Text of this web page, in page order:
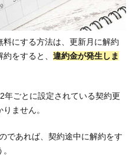
にする方法は、更新月に解約
約をすると、違約金が発生しま
年ごとに設定されている契約更
ません。
であれば、契約途中に解約をす